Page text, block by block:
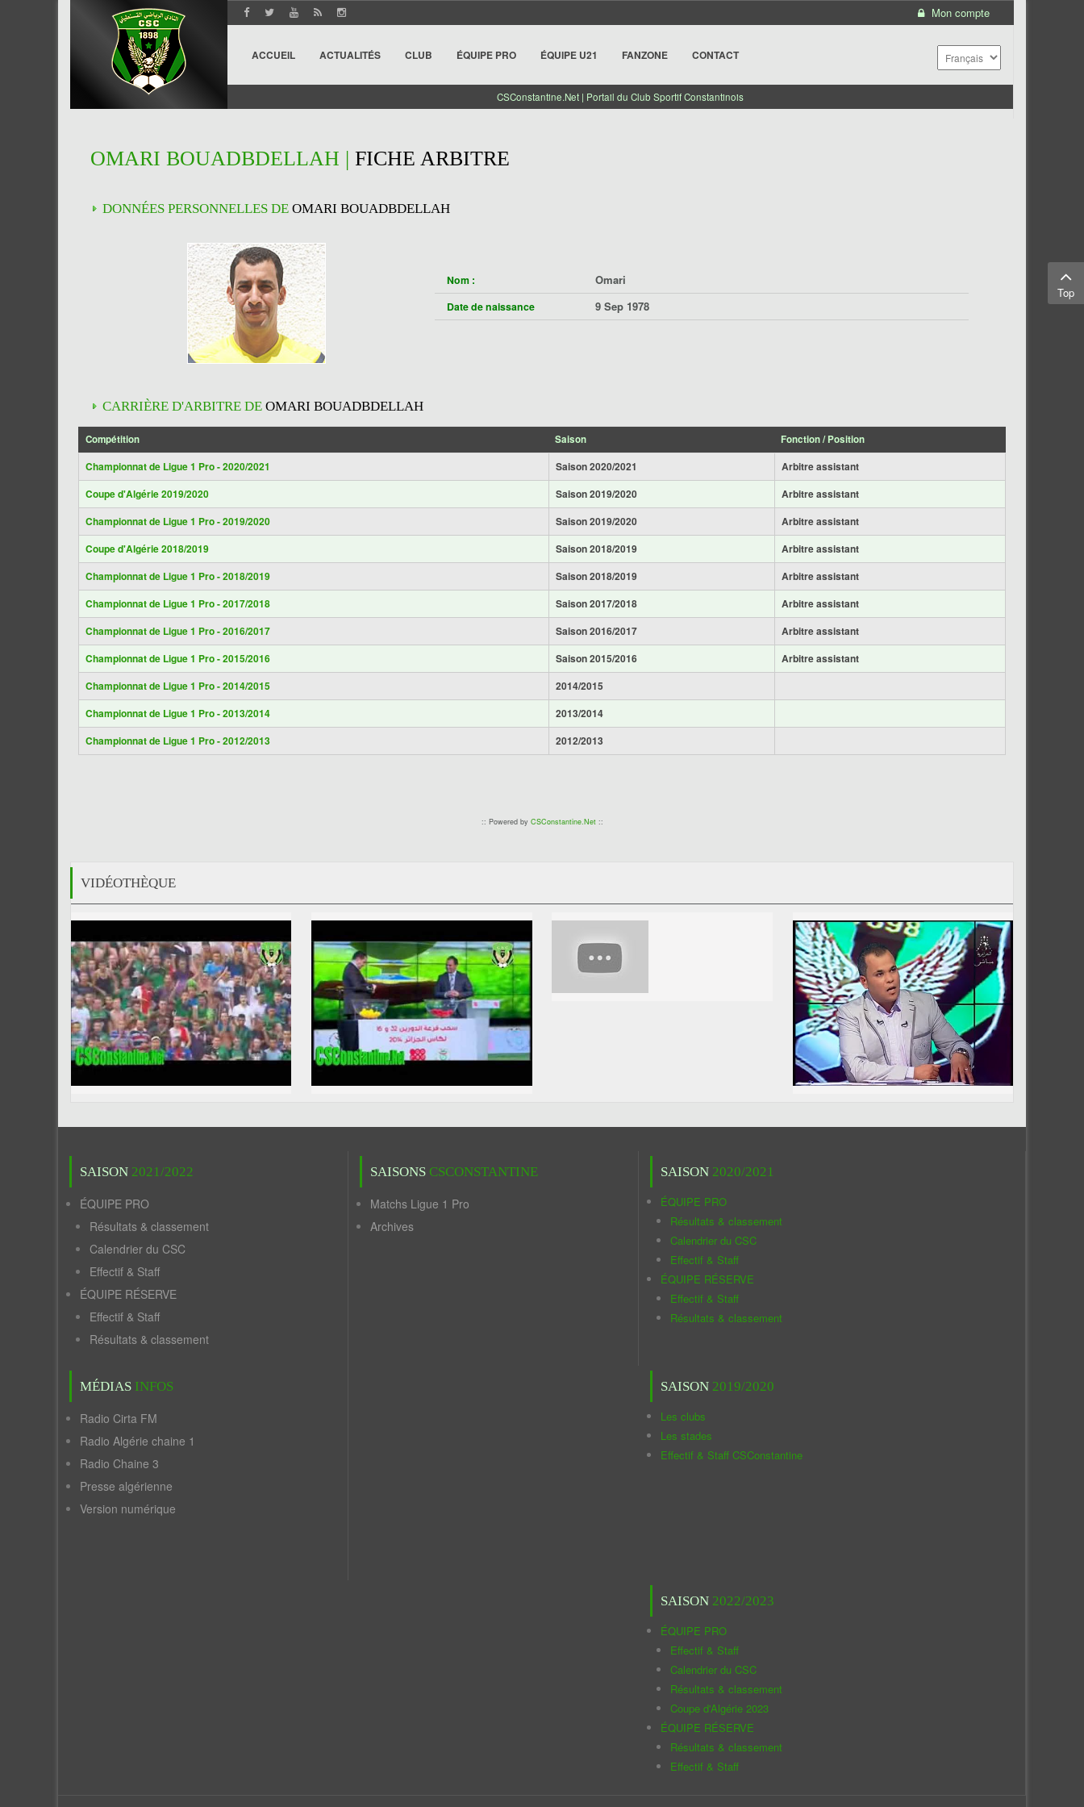
Mon compte
ACCUEIL ACTUALITÉS CLUB ÉQUIPE PRO ÉQUIPE U21 FANZONE CONTACT
CSConstantine.Net | Portail du Club Sportif Constantinois
OMARI BOUADBDELLAH | FICHE ARBITRE
DONNÉES PERSONNELLES DE OMARI BOUADBDELLAH
Nom : Omari
Date de naissance 9 Sep 1978
CARRIÈRE D'ARBITRE DE OMARI BOUADBDELLAH
Compétition Saison Fonction / Position
Championnat de Ligue 1 Pro - 2020/2021 Saison 2020/2021
Arbitre assistant
Coupe d'Algérie 2019/2020
Saison 2019/2020
Arbitre assistant
Championnat de Ligue 1 Pro - 2019/2020
Saison 2019/2020
Arbitre assistant
Coupe d'Algérie 2018/2019
Saison 2018/2019
Arbitre assistant
Championnat de Ligue 1 Pro - 2018/2019
Saison 2018/2019
Arbitre assistant
Championnat de Ligue 1 Pro - 2017/2018
Saison 2017/2018
Arbitre assistant
Championnat de Ligue 1 Pro - 2016/2017
Saison 2016/2017
Arbitre assistant
Championnat de Ligue 1 Pro - 2015/2016
Saison 2015/2016
Arbitre assistant
Championnat de Ligue 1 Pro - 2014/2015
2014/2015
Championnat de Ligue 1 Pro - 2013/2014
2013/2014
Championnat de Ligue 1 Pro - 2012/2013
2012/2013
:: Powered by CSConstantine.Net::
VIDÉOTHÈQUE
SAISON 2021/2022
ÉQUIPE PRO
Résultats & classement
Calendrier du CSC
Effectif & Staff
ÉQUIPE RÉSERVE
Effectif & Staff
Résultats & classement
MÉDIAS INFOS
Radio Cirta FM
Radio Algérie chaine 1
Radio Chaine 3
Presse algérienne
Version numérique
SAISONS CSCONSTANTINE
Matchs Ligue 1 Pro
Archives
SAISON 2020/2021
ÉQUIPE PRO
Résultats & classement
Calendrier du CSC
Effectif & Staff
ÉQUIPE RÉSERVE
Effectif & Staff
Résultats & classement
SAISON 2019/2020
Les clubs
Les stades
Effectif & Staff CSConstantine
SAISON 2022/2023
ÉQUIPE PRO
Effectif & Staff
Calendrier du CSC
Résultats & classement
Coupe d'Algérie 2023
ÉQUIPE RÉSERVE
Résultats & classement
Effectif & Staff
Top